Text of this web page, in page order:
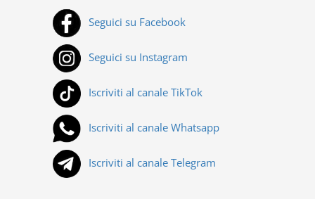
Seguici su Facebook
Seguici su Instagram
Iscriviti al canale TikTok
Iscriviti al canale Whatsapp
Iscriviti al canale Telegram